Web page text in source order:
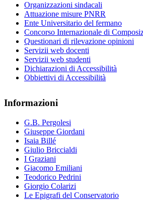
Organizzazioni sindacali
Attuazione misure PNRR
Ente Universitario del fermano
Concorso Internazionale di
Questionari di rilevazione opinioni
Servizii web docenti
Servizii web studenti
Dichiarazioni di Accessibilità
Obbiettivi di Accessibilità
Informazioni
G.B. Pergolesi
Giuseppe Giordani
Isaia Billé
Giulio Briccialdi
I Graziani
Giacomo Emiliani
Teodorico Pedrini
Giorgio Colarizi
Le Epigrafi del Conservatorio